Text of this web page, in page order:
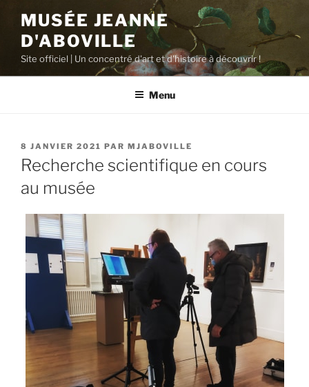
contenu
principal
MUSÉE JEANNE
D'ABOVILLE
Site officiel | Un concentré d'art et d'histoire à découvrir !
Menu
PUBLIÉ
LE
8 JANVIER 2021 PAR MJABOVILLE
Recherche scientifique en cours
au musée